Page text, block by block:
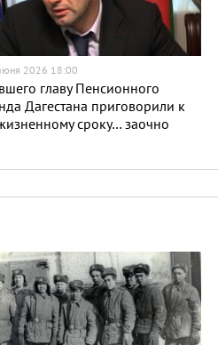
2026 18:00
главу Пенсионного
Дагестана приговорили к
сроку… заочно